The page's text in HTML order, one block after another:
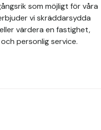
som möjligt för våra
vi skräddarsydda
värdera en fastighet,
personlig service.